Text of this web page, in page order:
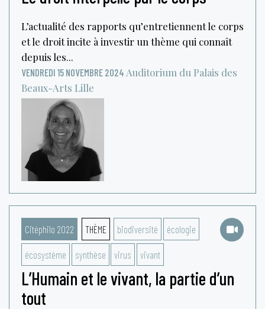
L’actualité des rapports qu’entretiennent le corps
et le droit incite à investir un thème qui connaît
depuis les...
VENDREDI 15 NOVEMBRE 2024 Auditorium du Palais des
Beaux-Arts Lille
Citéphilo 2022 THÈME biodiversité écologie
écosystème synthèse virus vivant
L’Humain et le vivant, la partie d’un
tout